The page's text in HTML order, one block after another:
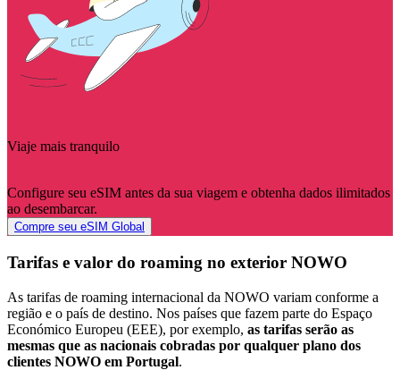
Viaje mais tranquilo
Configure seu eSIM antes da sua viagem e obtenha dados ilimitados
ao desembarcar.
Compre seu eSIM Global
Tarifas e valor do roaming no exterior NOWO
As tarifas de roaming internacional da NOWO variam conforme a
região e o país de destino. Nos países que fazem parte do Espaço
Económico Europeu (EEE), por exemplo, as tarifas serão as
mesmas que as nacionais cobradas por qualquer plano dos
clientes NOWO em Portugal.